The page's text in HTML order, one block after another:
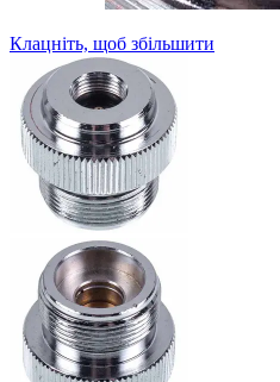
Клацніть, щоб збільшити